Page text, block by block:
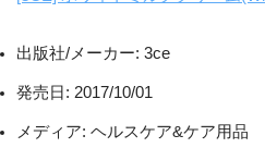
出版社/メーカー: 3ce
発売日: 2017/10/01
メディア: ヘルスケア&ケア用品